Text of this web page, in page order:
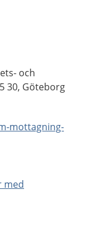
och
30, Göteborg
mottagning-
med